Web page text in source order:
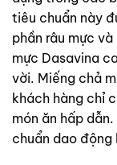
tiêu chuẩn này
phần râu mực
mực Dasavina
vời. Miếng chả
khách hàng chỉ
món ăn hấp
chuẩn dao